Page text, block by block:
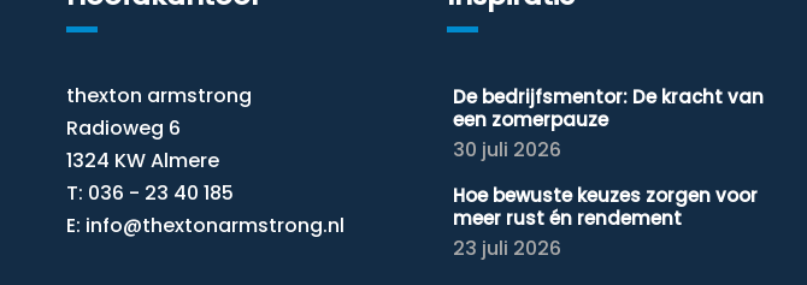
thexton armstrong
Radioweg 6
1324 KW Almere
T: 036 - 23 40 185
E: info@thextonarmstrong.nl
De bedrijfsmentor: De kracht van
een zomerpauze
30 juli 2026
Hoe bewuste keuzes zorgen voor
meer rust én rendement
23 juli 2026